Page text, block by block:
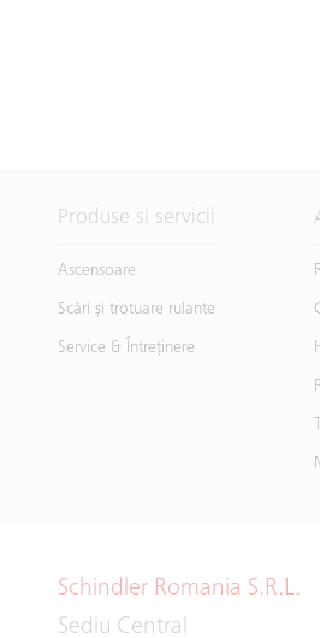
Produse si servicii
Ascensoare
Scări și trotuare rulante
Service & Întreţinere
Schindler Romania S.R.L.
Sediu Central